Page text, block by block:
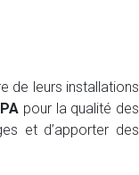
de leurs installations
pour la qualité des
et d’apporter des